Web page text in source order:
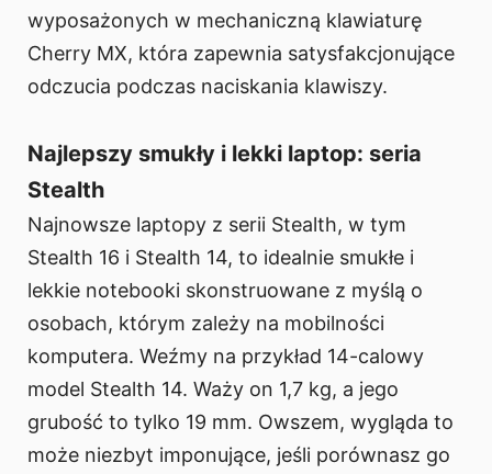
wyposażonych w mechaniczną klawiaturę
Cherry MX, która zapewnia satysfakcjonujące
odczucia podczas naciskania klawiszy.
Najlepszy smukły i lekki laptop: seria
Stealth
Najnowsze laptopy z serii Stealth, w tym
Stealth 16 i Stealth 14, to idealnie smukłe i
lekkie notebooki skonstruowane z myślą o
osobach, którym zależy na mobilności
komputera. Weźmy na przykład 14-calowy
model Stealth 14. Waży on 1,7 kg, a jego
grubość to tylko 19 mm. Owszem, wygląda to
może niezbyt imponujące, jeśli porównasz go